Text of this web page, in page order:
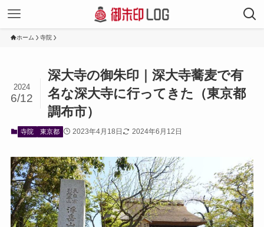
ホーム 寺院
深大寺の御朱印｜深大寺蕎麦で有
名な深大寺に行ってきた（東京都
調布市）
2024
6/12
寺院 東京都 2023年4月18日 2024年6月12日